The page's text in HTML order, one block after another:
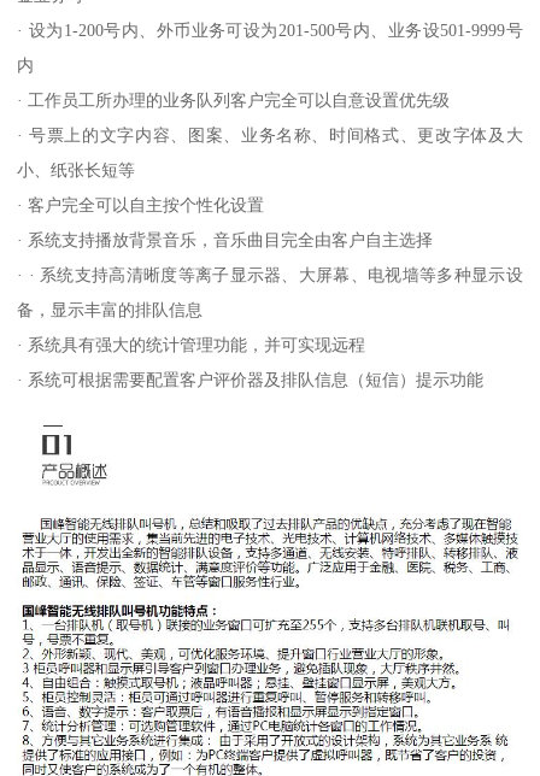
· 设为1-200号内、外币业务可设为201-500号内、业务设501-9999号
内
· 工作员工所办理的业务队列客户完全可以自意设置优先级
· 号票上的文字内容、图案、业务名称、时间格式、更改字体及大
小、纸张长短等
· 客户完全可以自主按个性化设置
· 系统支持播放背景音乐，音乐曲目完全由客户自主选择
· · 系统支持高清晰度等离子显示器、大屏幕、电视墙等多种显示设
备，显示丰富的排队信息
· 系统具有强大的统计管理功能，并可实现远程
· 系统可根据需要配置客户评价器及排队信息（短信）提示功能